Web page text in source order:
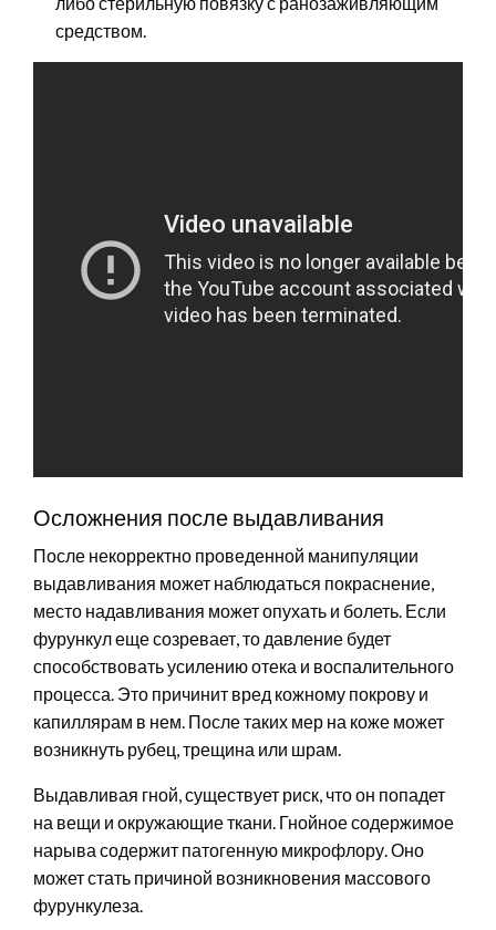
средством.
Осложнения после выдавливания
После некорректно проведенной манипуляции
выдавливания может наблюдаться покраснение,
место надавливания может опухать и болеть. Если
фурункул еще созревает, то давление будет
способствовать усилению отека и воспалительного
процесса. Это причинит вред кожному покрову и
капиллярам в нем. После таких мер на коже может
возникнуть рубец, трещина или шрам.
Выдавливая гной, существует риск, что он попадет
на вещи и окружающие ткани. Гнойное содержимое
нарыва содержит патогенную микрофлору. Оно
может стать причиной возникновения массового
фурункулеза.